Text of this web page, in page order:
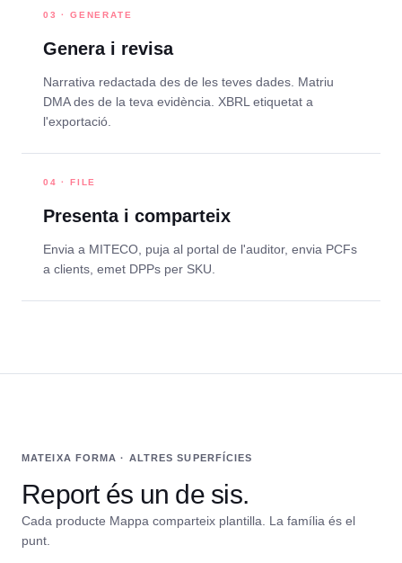
03 · GENERATE
Genera i revisa
Narrativa redactada des de les teves dades. Matriu
DMA des de la teva evidència. XBRL etiquetat a
l'exportació.
04 · FILE
Presenta i comparteix
Envia a MITECO, puja al portal de l'auditor, envia PCFs
a clients, emet DPPs per SKU.
MATEIXA FORMA · ALTRES SUPERFÍCIES
Report és un de sis.
Cada producte Mappa comparteix plantilla. La família és el
punt.